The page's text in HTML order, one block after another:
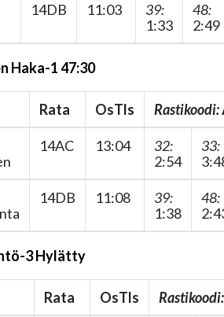
14DB 11:03
39:
1:33
48:
2:49
Haka-1 47:30
Rata OsTls Rastikoodi:
14AC 13:04
32:
2:54
33:
14DB 11:08
39:
1:38
48:
3 Hylätty
Rata OsTls Rastikoodi: